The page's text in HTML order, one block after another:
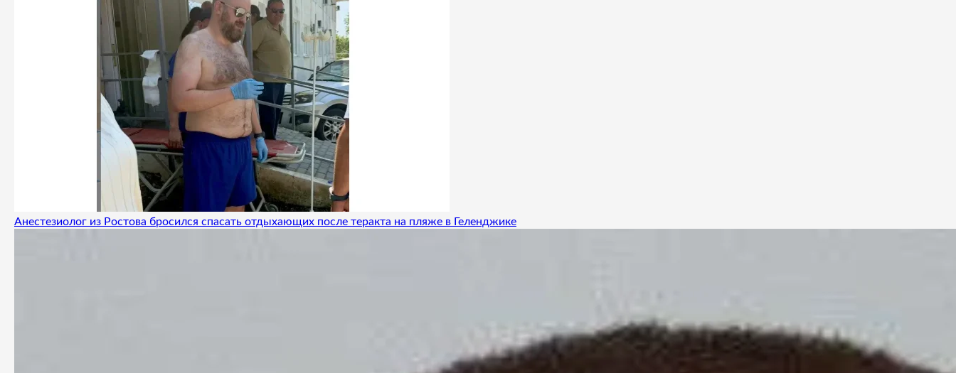
Анестезиолог из Ростова бросился спасать отдыхающих после теракта на пляже в Геленджике